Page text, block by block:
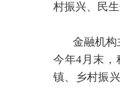
村振兴、民
金融机构
今年4月末，
镇、乡村振